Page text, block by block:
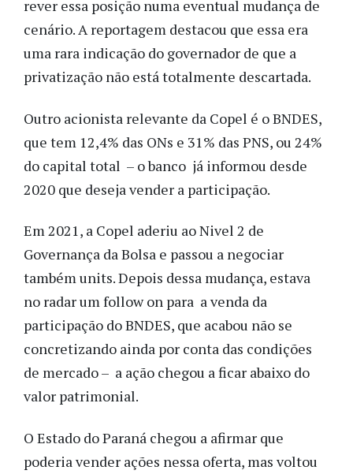
rever essa posição numa eventual mudança de
cenário. A reportagem destacou que essa era
uma rara indicação do governador de que a
privatização não está totalmente descartada.
Outro acionista relevante da Copel é o BNDES,
que tem 12,4% das ONs e 31% das PNS, ou 24%
do capital total – o banco já informou desde
2020 que deseja vender a participação.
Em 2021, a Copel aderiu ao Nivel 2 de
Governança da Bolsa e passou a negociar
também units. Depois dessa mudança, estava
no radar um follow on para a venda da
participação do BNDES, que acabou não se
concretizando ainda por conta das condições
de mercado – a ação chegou a ficar abaixo do
valor patrimonial.
O Estado do Paraná chegou a afirmar que
poderia vender ações nessa oferta, mas voltou